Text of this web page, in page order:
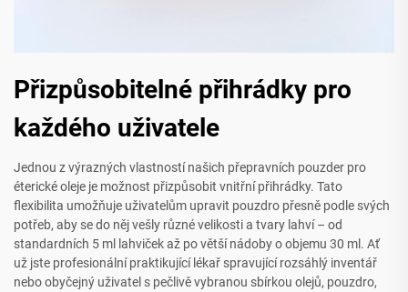
Přizpůsobitelné přihrádky pro
každého uživatele
Jednou z výrazných vlastností našich přepravních pouzder pro
éterické oleje je možnost přizpůsobit vnitřní přihrádky. Tato
flexibilita umožňuje uživatelům upravit pouzdro přesně podle svých
potřeb, aby se do něj vešly různé velikosti a tvary lahví – od
standardních 5 ml lahviček až po větší nádoby o objemu 30 ml. Ať
už jste profesionální praktikující lékař spravující rozsáhlý inventář
nebo obyčejný uživatel s pečlivě vybranou sbírkou olejů, pouzdro,